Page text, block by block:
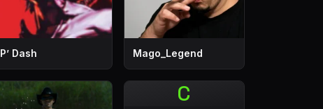
P’ Dash Mago_Legend
C